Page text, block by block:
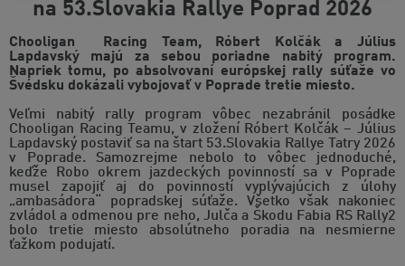
na 53.Slovakia Rallye Poprad 2026
Chooligan Racing Team, Róbert Kolčák a Július
Lapdavský majú za sebou poriadne nabitý program.
Napriek tomu, po absolvovaní európskej rally súťaže vo
Švédsku dokázali vybojovať v Poprade tretie miesto.
Veľmi nabitý rally program vôbec nezabránil posádke
Chooligan Racing Teamu, v zložení Róbert Kolčák – Július
Lapdavský postaviť sa na štart 53.Slovakia Rallye Tatry 2026
v Poprade. Samozrejme nebolo to vôbec jednoduché,
keďže Robo okrem jazdeckých povinností sa v Poprade
musel zapojiť aj do povinností vyplývajúcich z úlohy
„ambasádora“ popradskej súťaže. Všetko však nakoniec
zvládol a odmenou pre neho, Julča a Škodu Fabia RS Rally2
bolo tretie miesto absolútneho poradia na nesmierne
ťažkom podujatí.